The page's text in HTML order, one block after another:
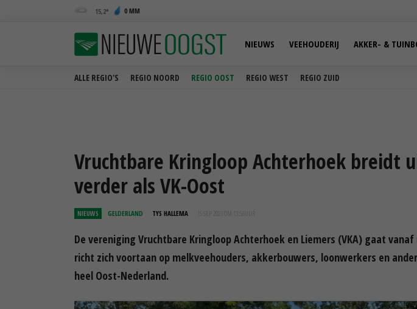
15,2 0 MM
ALLE REGIO'S REGIO NOORD REGIO OOST REGIO WEST REGIO ZUID
NIEUWS VEEHOUDERIJ AKKER- &
Vruchtbare Kringloop Achterhoek breidt
verder als VK-Oost
NIEUWS GELDERLAND TYS HALLEMA 15 SEP 2023 OM 13:56
De vereniging Vruchtbare Kringloop Achterhoek en Liemers (VKA) gaat
richt zich voortaan op melkveehouders, akkerbouwers, loonwerkers en
heel Oost-Nederland.